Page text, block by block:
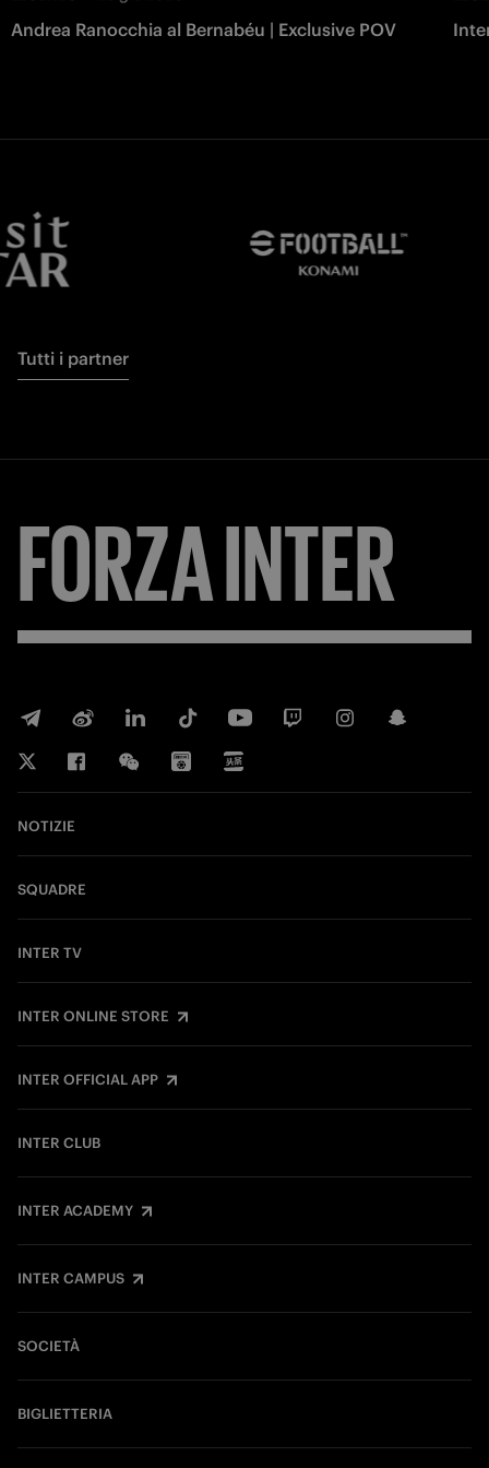
Andrea Ranocchia al Bernabéu | Exclusive POV
Tutti i partner
FORZAINTER
NOTIZIE
SQUADRE
INTER TV
INTER ONLINE STORE
INTER OFFICIAL APP
INTER CLUB
INTER ACADEMY
INTER CAMPUS
SOCIETÀ
BIGLIETTERIA